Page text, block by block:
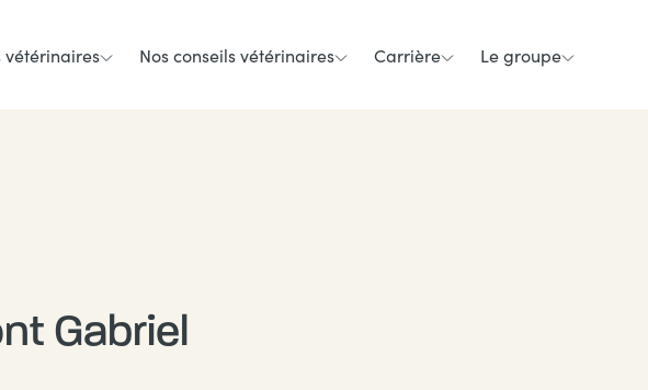
vétérinaires Nos conseils vétérinaires Carrière Le groupe
Gabriel